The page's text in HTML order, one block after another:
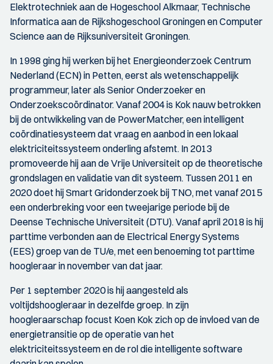
Elektrotechniek aan de Hogeschool Alkmaar, Technische
Informatica aan de Rijkshogeschool Groningen en Computer
Science aan de Rijksuniversiteit Groningen.
In 1998 ging hij werken bij het Energieonderzoek Centrum
Nederland (ECN) in Petten, eerst als wetenschappelijk
programmeur, later als Senior Onderzoeker en
Onderzoekscoördinator. Vanaf 2004 is Kok nauw betrokken
bij de ontwikkeling van de PowerMatcher, een intelligent
coördinatiesysteem dat vraag en aanbod in een lokaal
elektriciteitssysteem onderling afstemt. In 2013
promoveerde hij aan de Vrije Universiteit op de theoretische
grondslagen en validatie van dit systeem. Tussen 2011 en
2020 doet hij Smart Gridonderzoek bij TNO, met vanaf 2015
een onderbreking voor een tweejarige periode bij de
Deense Technische Universiteit (DTU). Vanaf april 2018 is hij
parttime verbonden aan de Electrical Energy Systems
(EES) groep van de TU/e, met een benoeming tot parttime
hoogleraar in november van dat jaar.
Per 1 september 2020 is hij aangesteld als
voltijdshoogleraar in dezelfde groep. In zijn
hoogleraarschap focust Koen Kok zich op de invloed van de
energietransitie op de operatie van het
elektriciteitssysteem en de rol die intelligente software